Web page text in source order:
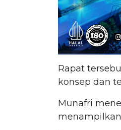
Rapat
konsep dan
Munafri